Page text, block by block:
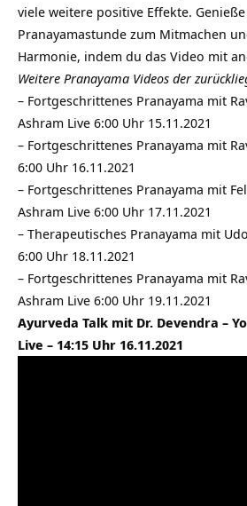
viele weitere positive Effekte.
Pranayamastunde zum Mitmachen
Harmonie, indem du das Video mit
Weitere Pranayama Videos der
– Fortgeschrittenes Pranayama mit
Ashram Live 6:00 Uhr 15.11.2021
– Fortgeschrittenes Pranayama mit
6:00 Uhr 16.11.2021
– Fortgeschrittenes Pranayama mit
Ashram Live 6:00 Uhr 17.11.2021
– Therapeutisches Pranayama mit
6:00 Uhr 18.11.2021
– Fortgeschrittenes Pranayama mit
Ashram Live 6:00 Uhr 19.11.2021
Ayurveda Talk mit Dr. Devendra –
Live – 14:15 Uhr 16.11.2021